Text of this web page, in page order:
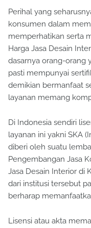
Perihal yang
konsumen dalam
memperhatikan serta
Harga Jasa Desain
dasarnya orang-orang
pasti mempunyai
demikian bermanfaat
layanan memang
Di Indonesia sendiri
layanan ini yakni SKA
diberi oleh suatu
Pengembangan Jasa
Jasa Desain Interior di
dari institusi tersebut
berharap
Lisensi atau akta